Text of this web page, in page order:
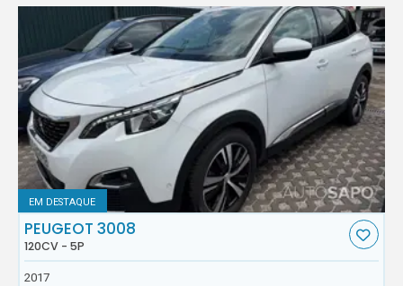
EM DESTAQUE
PEUGEOT 3008
120CV - 5P
2017